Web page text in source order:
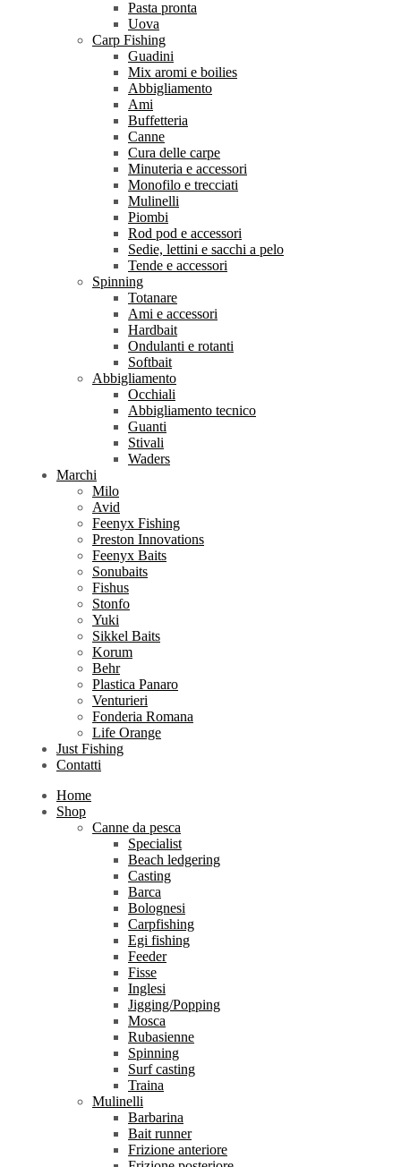
Pasta pronta
Uova
Carp Fishing
Guadini
Mix aromi e boilies
Abbigliamento
Ami
Buffetteria
Canne
Cura delle carpe
Minuteria e accessori
Monofilo e trecciati
Mulinelli
Piombi
Rod pod e accessori
Sedie, lettini e sacchi a pelo
Tende e accessori
Spinning
Totanare
Ami e accessori
Hardbait
Ondulanti e rotanti
Softbait
Abbigliamento
Occhiali
Abbigliamento tecnico
Guanti
Stivali
Waders
Marchi
Milo
Avid
Feenyx Fishing
Preston Innovations
Feenyx Baits
Sonubaits
Fishus
Stonfo
Yuki
Sikkel Baits
Korum
Behr
Plastica Panaro
Venturieri
Fonderia Romana
Life Orange
Just Fishing
Contatti
Home
Shop
Canne da pesca
Specialist
Beach ledgering
Casting
Barca
Bolognesi
Carpfishing
Egi fishing
Feeder
Fisse
Inglesi
Jigging/Popping
Mosca
Rubasienne
Spinning
Surf casting
Traina
Mulinelli
Barbarina
Bait runner
Frizione anteriore